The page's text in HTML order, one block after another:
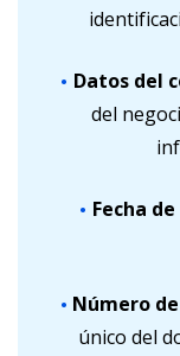
Datos del
del
Fecha
Número
único del